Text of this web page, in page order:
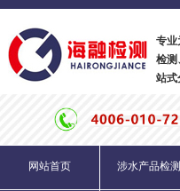
专业
检测
站式
网站首页 涉水产品检测